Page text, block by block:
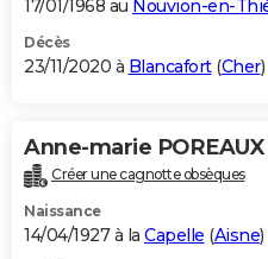
17/01/1968 au Nouvion-en-
Décès
23/11/2020 à Blancafort(Cher)
Anne-marie POREAUX
Créer une cagnotte obsèques
Naissance
14/04/1927 à la Capelle (Aisne)